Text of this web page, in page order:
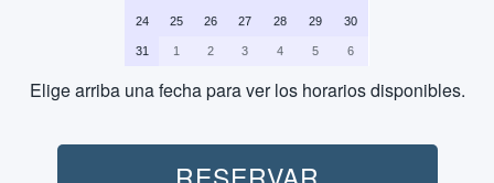
Personas:
24 25 26 27 28 29 30
31 1 2 3 4 5 6
Elige arriba una fecha para ver los horarios disponibles.